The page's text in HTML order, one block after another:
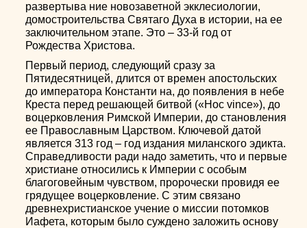
развертыва ние новозаветной экклесиологии,
домостроительства Святаго Духа в истории, на ее
заключительном этапе. Это – 33-й год от
Рождества Христова.
Первый период, следующий сразу за
Пятидесятницей, длится от времен апостольских
до императора Константи на, до появления в небе
Креста перед решающей битвой («Hoc vince»), до
воцерковления Римской Империи, до становления
ее Православным Царством. Ключевой датой
является 313 год – год издания миланского эдикта.
Справедливости ради надо заметить, что и первые
христиане относились к Империи с особым
благоговейным чувством, пророчески провидя ее
грядущее воцерковление. С этим связано
древнехристианское учение о миссии потомков
Иафета, которым было суждено заложить основу